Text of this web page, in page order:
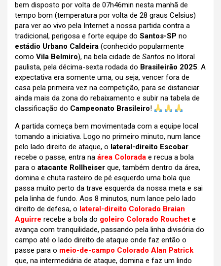
bem disposto por volta de 07h46min nesta manhã de
tempo bom (temperatura por volta de 28 graus Celsius)
para ver ao vivo pela Internet a nossa partida contra a
tradicional, perigosa e forte equipe do Santos-SP no
estádio Urbano Caldeira (conhecido popularmente
como Vila Belmiro), na bela cidade de Santos no litoral
paulista, pela décima-sexta rodada do Brasileirão 2025. A
expectativa era somente uma, ou seja, vencer fora de
casa pela primeira vez na competição, para se distanciar
ainda mais da zona do rebaixamento e subir na tabela de
classificação do Campeonato Brasileiro!
A partida começa bem movimentada com a equipe local
tomando a iniciativa. Logo no primeiro minuto, num lance
pelo lado direito de ataque, o lateral-direito Escobar
recebe o passe, entra na área Colorada e recua a bola
para o atacante Rollheiser que, também dentro da área,
domina e chuta rasteiro de pé esquerdo uma bola que
passa muito perto da trave esquerda da nossa meta e sai
pela linha de fundo. Aos 8 minutos, num lance pelo lado
direito de defesa, o lateral-direito Colorado Braian
Aguirre recebe a bola do goleiro Colorado Rouchet e
avança com tranquilidade, passando pela linha divisória do
campo até o lado direito de ataque onde faz então o
passe para o meio-de-campo Colorado Alan Patrick
que, na intermediária de ataque, domina e faz um lindo